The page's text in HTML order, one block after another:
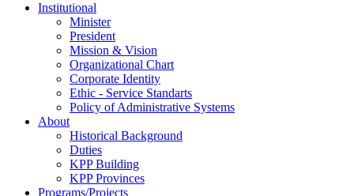
Institutional
Minister
President
Mission & Vision
Organizational Chart
Corporate Identity
Ethic - Service Standarts
Policy of Administrative Systems
About
Historical Background
Duties
KPP Building
KPP Provinces
Programs/Projects